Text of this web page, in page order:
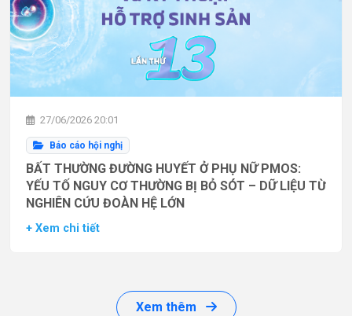
27/06/2026 20:01
Báo cáo hội nghị
BẤT THƯỜNG ĐƯỜNG HUYẾT Ở PHỤ NỮ PMOS:
YẾU TỐ NGUY CƠ THƯỜNG BỊ BỎ SÓT – DỮ LIỆU TỪ
NGHIÊN CỨU ĐOÀN HỆ LỚN
+ Xem chi tiết
Xem thêm